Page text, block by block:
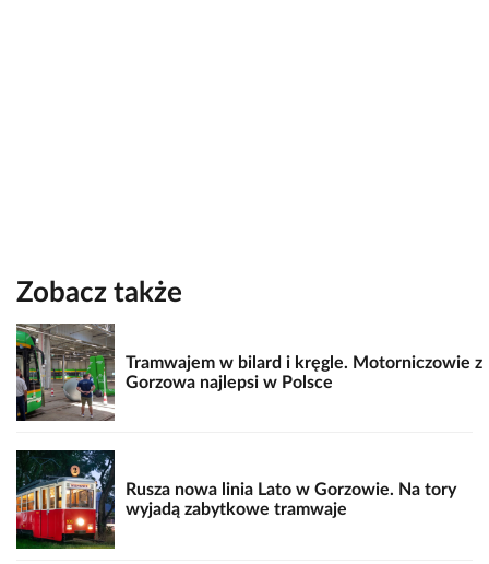
Zobacz także
Tramwajem w bilard i kręgle. Motorniczowie z
Gorzowa najlepsi w Polsce
Rusza nowa linia Lato w Gorzowie. Na tory
wyjadą zabytkowe tramwaje